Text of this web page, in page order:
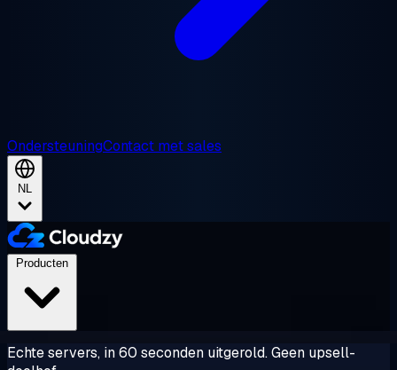
OndersteuningContact met sales
NL
Echte servers, in 60 seconden uitgerold. Geen upsell-